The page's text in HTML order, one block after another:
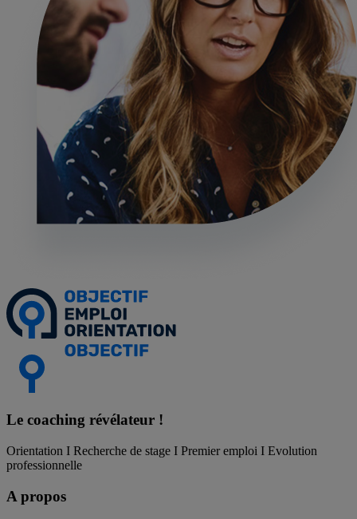
Le coaching révélateur !
Orientation I Recherche de stage I Premier emploi I Evolution
professionnelle
A propos